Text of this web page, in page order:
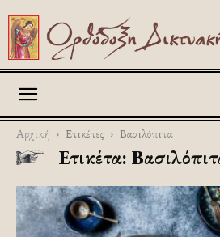
Αρχική Ετικέτες Βασιλόπιτα
Ετικέτα: